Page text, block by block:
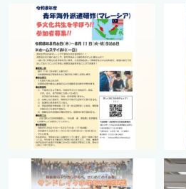
cts.international.friendship
2月 27
cts.international.friendship
8月 12